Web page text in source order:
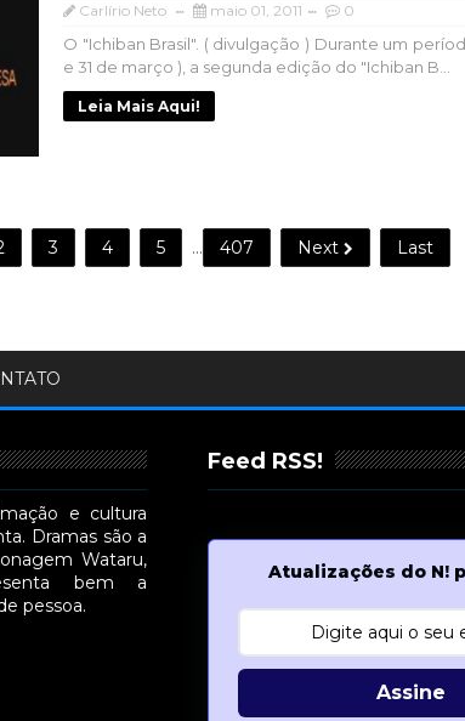
Carlírio Neto maio 01, 2011 0
O "Ichiban Brasil". ( divulgação ) Durante um
e 31 de março ), a segunda edição do "Ichiban B...
Leia Mais Aqui!
3 4 5 ... 407 Next Last
e cultura
Dramas são a
Wataru,
bem a
pessoa.
Feed RSS!
Atualizações do N!
Assine